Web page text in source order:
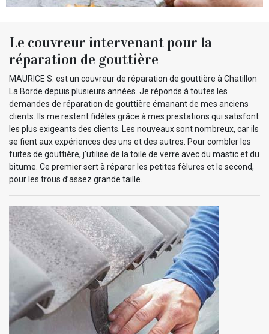
Le couvreur intervenant pour la
réparation de gouttière
MAURICE S. est un couvreur de réparation de gouttière à Chatillon
La Borde depuis plusieurs années. Je réponds à toutes les
demandes de réparation de gouttière émanant de mes anciens
clients. Ils me restent fidèles grâce à mes prestations qui satisfont
les plus exigeants des clients. Les nouveaux sont nombreux, car ils
se fient aux expériences des uns et des autres. Pour combler les
fuites de gouttière, j’utilise de la toile de verre avec du mastic et du
bitume. Ce premier sert à réparer les petites fêlures et le second,
pour les trous d’assez grande taille.